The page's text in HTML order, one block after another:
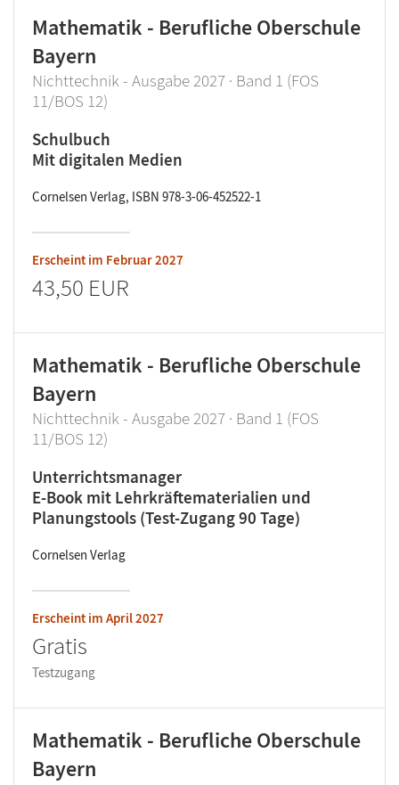
Mathematik - Berufliche Oberschule
Bayern
Nichttechnik - Ausgabe 2027 · Band 1 (FOS
11/BOS 12)
Schulbuch
Mit digitalen Medien
Cornelsen Verlag, ISBN 978-3-06-452522-1
Erscheint im Februar 2027
43,50 EUR
Mathematik - Berufliche Oberschule
Bayern
Nichttechnik - Ausgabe 2027 · Band 1 (FOS
11/BOS 12)
Unterrichtsmanager
E-Book mit Lehrkräftematerialien und
Planungstools (Test-Zugang 90 Tage)
Cornelsen Verlag
Erscheint im April 2027
Gratis
Testzugang
Mathematik - Berufliche Oberschule
Bayern